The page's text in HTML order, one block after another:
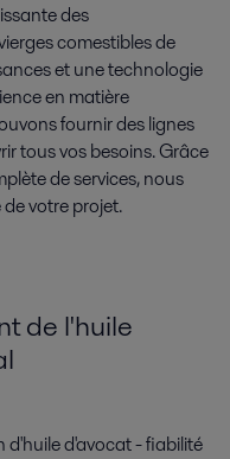
des
comestibles de
et une technologie
en matière
fournir des lignes
tous vos besoins. Grâce
de services, nous
votre projet.
de l'huile
d'huile d'avocat - fiabilité